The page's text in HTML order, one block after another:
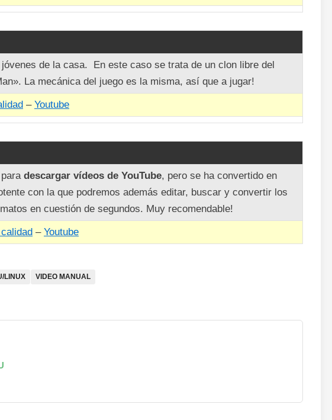
de la casa. En este caso se trata de un clon libre del
La mecánica del juego es la misma, así que a jugar!
– Youtube
descargar vídeos de YouTube, pero se ha convertido en
con la que podremos además editar, buscar y convertir los
en cuestión de segundos. Muy recomendable!
– Youtube
LINUX VIDEO MANUAL